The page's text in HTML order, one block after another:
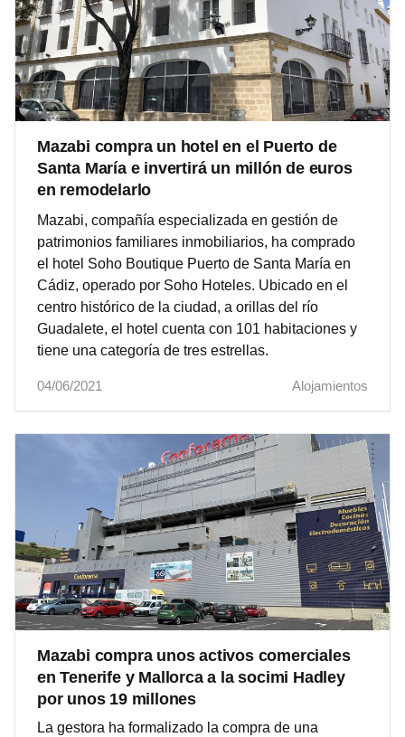
Mazabi compra un hotel en el Puerto de
Santa María e invertirá un millón de euros
en remodelarlo
Mazabi, compañía especializada en gestión de
patrimonios familiares inmobiliarios, ha comprado
el hotel Soho Boutique Puerto de Santa María en
Cádiz, operado por Soho Hoteles. Ubicado en el
centro histórico de la ciudad, a orillas del río
Guadalete, el hotel cuenta con 101 habitaciones y
tiene una categoría de tres estrellas.
04/06/2021 Alojamientos
Mazabi compra unos activos comerciales
en Tenerife y Mallorca a la socimi Hadley
por unos 19 millones
La gestora ha formalizado la compra de una